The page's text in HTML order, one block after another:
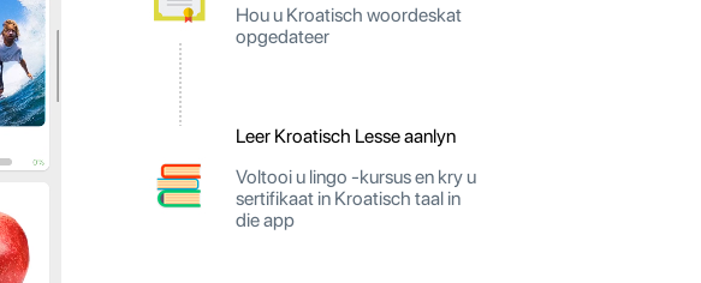
Hou u Kroatisch woordeskat
opgedateer
Leer Kroatisch Lesse aanlyn
Voltooi u lingo -kursus en kry u
sertifikaat in Kroatisch taal in
die app